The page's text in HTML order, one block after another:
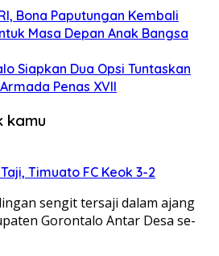
Bona Paputungan Kembali
Masa Depan Anak Bangsa
Siapkan Dua Opsi Tuntaskan
Penas XVII
kamu
Timuato FC Keok 3-2
sengit tersaji dalam ajang
Gorontalo Antar Desa se-